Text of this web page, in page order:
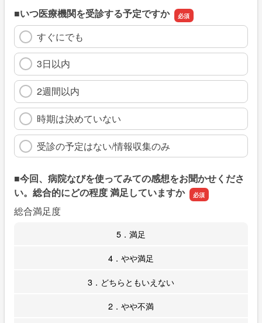
■いつ医療機関を受診する予定ですか
すぐにでも
3日以内
2週間以内
時期は決めていない
受診の予定はない/情報収集のみ
■今回、病院なびを使ってみての感想をお聞かせくださ
い。総合的にどの程度 満足していますか
総合満足度
5．満足
4．やや満足
3．どちらともいえない
2．やや不満